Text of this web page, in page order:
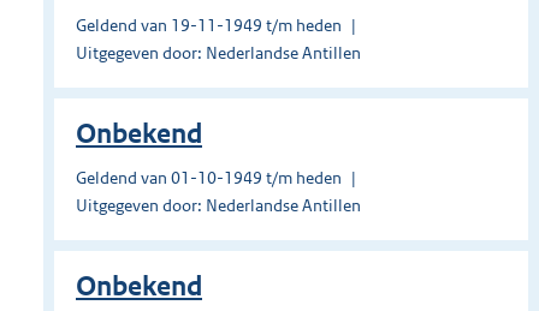
Geldend van 19-11-1949 t/m heden
Uitgegeven door: Nederlandse Antillen
Onbekend
Geldend van 01-10-1949 t/m heden
Uitgegeven door: Nederlandse Antillen
Onbekend